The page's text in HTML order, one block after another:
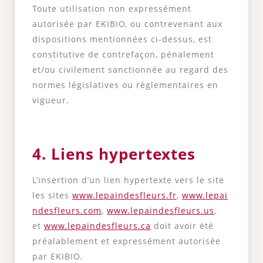
Toute utilisation non expressément
autorisée par EKIBIO, ou contrevenant aux
dispositions mentionnées ci-dessus, est
constitutive de contrefaçon, pénalement
et/ou civilement sanctionnée au regard des
normes législatives ou règlementaires en
vigueur.
4. Liens hypertextes
L’insertion d’un lien hypertexte vers le site
les sites www.lepaindesfleurs.fr, www.lepai
ndesfleurs.com, www.lepaindesfleurs.us,
et www.lepaindesfleurs.ca doit avoir été
préalablement et expressément autorisée
par EKIBIO.